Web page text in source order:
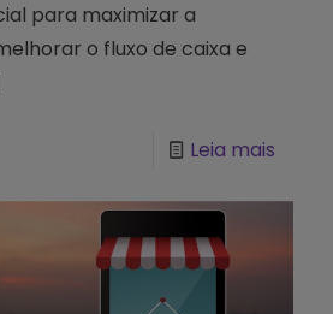
para maximizar a
o fluxo de caixa e
Leia mais